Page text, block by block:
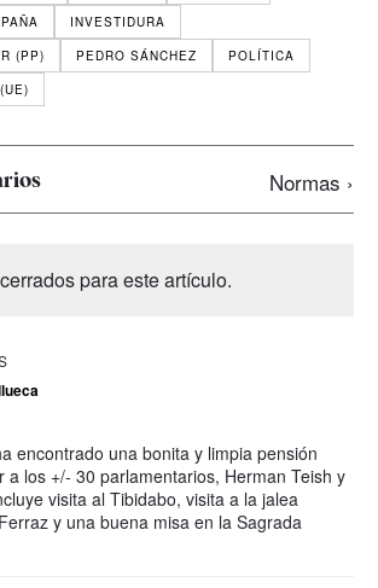
INVESTIDURA
(PP)
PEDRO SÁNCHEZ
POLÍTICA
Normas ›
para este artículo.
encontrado una bonita y limpia pensión
a los +/- 30 parlamentarios, Herman Teish y
visita al Tibidabo, visita a la jalea
y una buena misa en la Sagrada